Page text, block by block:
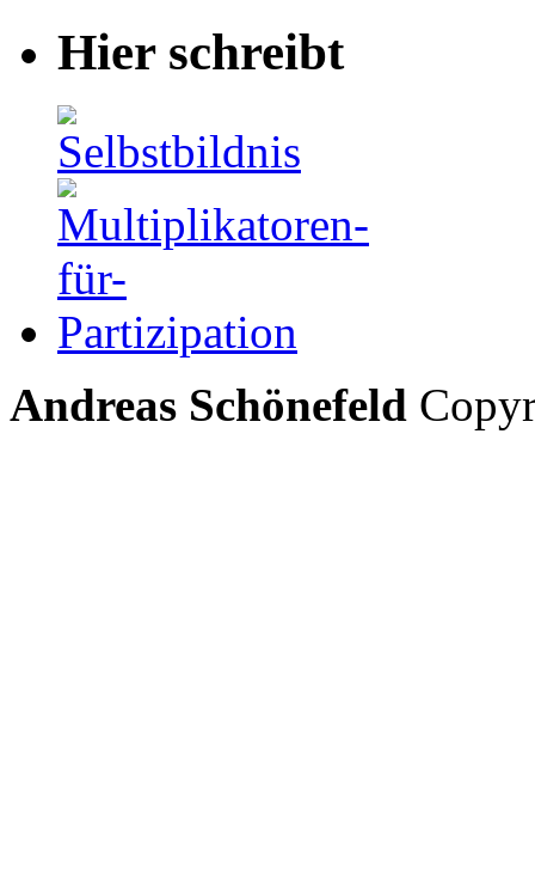
Hier schreibt
Andreas Schönefeld